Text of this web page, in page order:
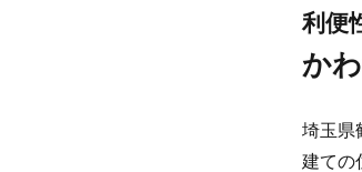
利便
か
埼玉県
建ての